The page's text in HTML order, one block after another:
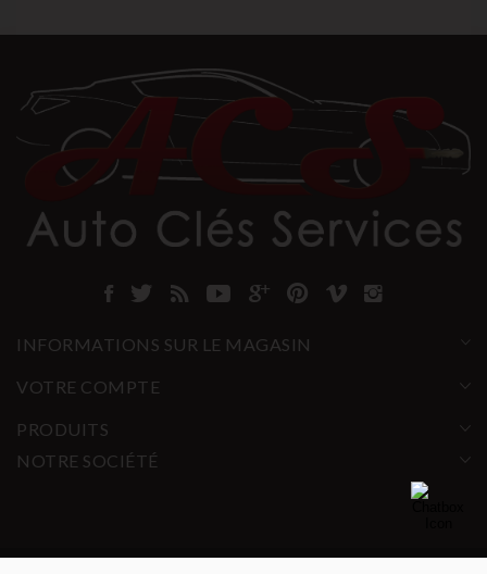
INFORMATIONS SUR LE MAGASIN
VOTRE COMPTE
PRODUITS
NOTRE SOCIÉTÉ